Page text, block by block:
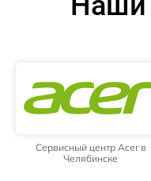
Сервисный центр Acer в
Челябинске